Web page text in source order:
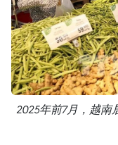
2025年前7月，越南